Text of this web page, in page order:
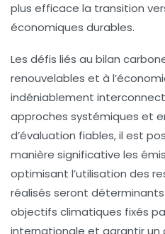
plus efficace la transition
économiques durables.
Les défis liés au bilan
renouvelables et à
indéniablement
approches systémiques et
d’évaluation fiables, il est
manière significative les
optimisant l’utilisation des
réalisés seront
objectifs climatiques fixés
internationale et garantir un